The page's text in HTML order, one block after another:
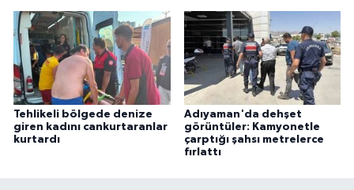
Tehlikeli bölgede denize
giren kadını cankurtaranlar
kurtardı
Adıyaman'da dehşet
görüntüler: Kamyonetle
çarptığı şahsı metrelerce
fırlattı